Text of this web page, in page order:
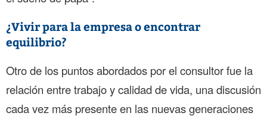
¿Vivir para la empresa o encontrar
equilibrio?
Otro de los puntos abordados por el consultor fue la
relación entre trabajo y calidad de vida, una discusión
cada vez más presente en las nuevas generaciones